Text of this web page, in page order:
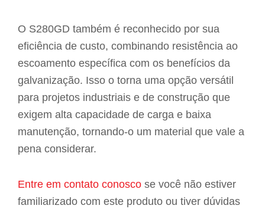
O S280GD também é reconhecido por sua
eficiência de custo, combinando resistência ao
escoamento específica com os benefícios da
galvanização. Isso o torna uma opção versátil
para projetos industriais e de construção que
exigem alta capacidade de carga e baixa
manutenção, tornando-o um material que vale a
pena considerar.
Entre em contato conosco se você não estiver
familiarizado com este produto ou tiver dúvidas